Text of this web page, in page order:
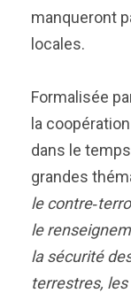
manqueront
locales.
Formalisée
la
dans le
grandes
le
le
la sécurité
terrestres,